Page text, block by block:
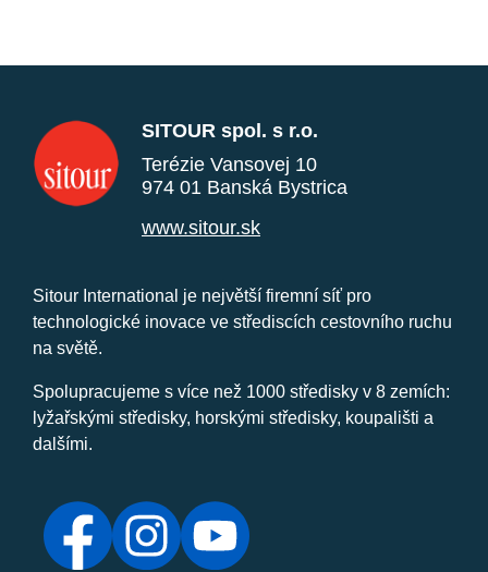
SITOUR spol. s r.o.
Terézie Vansovej 10
974 01 Banská Bystrica
www.sitour.sk
Sitour International je největší firemní síť pro
technologické inovace ve střediscích cestovního ruchu
na světě.
Spolupracujeme s více než 1000 středisky v 8 zemích:
lyžařskými středisky, horskými středisky, koupališti a
dalšími.